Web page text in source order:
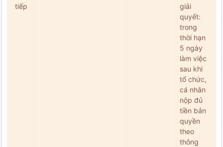
tiếp
giải
quyết:
trong
thời hạn
5 ngày
làm việc
sau khi
tổ chức,
cá nhân
nộp đủ
tiền bản
quyền
theo
thông